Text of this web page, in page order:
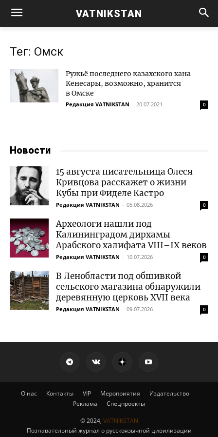
VATNIKSTAN
Тег: Омск
Ружьё последнего казахского хана
Кенесары, возможно, хранится
в Омске
Редакция VATNIKSTAN - 20.07.2021 0
Новости
15 августа писательница Олеся
Кривцова расскажет о жизни
Кубы при Фиделе Кастро
Редакция VATNIKSTAN - 05.08.2026 0
Археологи нашли под
Калининградом дирхамы
Арабского халифата VIII–IX веков
Редакция VATNIKSTAN - 10.07.2026 0
В Ленобласти под обшивкой
сельского магазина обнаружили
деревянную церковь XVII века
Редакция VATNIKSTAN - 09.07.2026 0
О нас Контакты VIP Мероприятия
Издательство
Реклама
Спецпроекты
© 2024, VATNIKSTAN
Познавательный журнал о русскоязычной цивилизации